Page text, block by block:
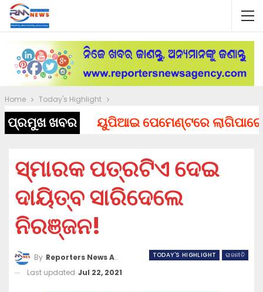
Home Today's Highlight
ପ୍ରମୁଖ ଖବରୟୁପିଆଇ ପେମେଣ୍ଟରେ ଲାଗିପାରେ
ସ୍ମାରକ ପତ୍ରଟିଏ ଦେଇ
ଦାୟିତ୍ବ ସାରିଦେଲେ
ନିରଞ୍ଜନ!
TODAY'S HIGHLIGHT ରାଜନୀତି
By Reporters News Agency
Last updated Jul 22, 2021